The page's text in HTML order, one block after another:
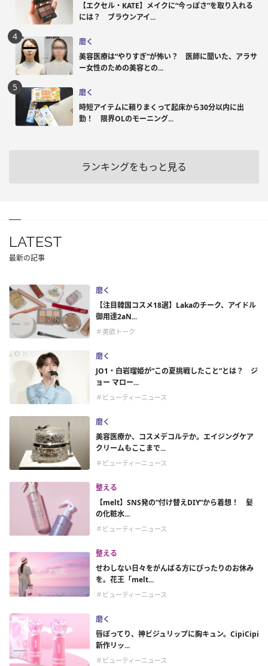
【エクセル・KATE】メイクに“今っぽさ”を取り入れる
には？ ブラウンアイ...
磨く
美容医療は“やりすぎ”が怖い？ 医師に聞いた、アラサ
ー女性のための美容との...
磨く
時短アイテムに頼りまくって起床から30分以内に出
勤！ 限界OLのモーニング...
ランキングをもっと見る
LATEST
最新の記事
磨く
【注目韓国コスメ18選】Lakaのチーク、アイドル
御用達2aN...
＃美欲トーク
磨く
JO1・白岩瑠姫が“この夏挑戦したこと”とは？ ジ
ョー マロー...
＃ビューティーニュース
磨く
美容医療か、コスメデコルテか。エイジングケア
クリームもここまで...
＃ビューティーニュース
整える
【melt】SNS発の“付け替えDIY”から着想！ 髪
の化粧水...
＃ビューティーニュース
整える
せわしない日々をがんばる方にぴったりのお休み
を。花王「melt...
＃ビューティーニュース
磨く
唇ぽってり、神ビジュリップに胸キュン。CipiCipi
新作リッ...
＃ビューティーニュース